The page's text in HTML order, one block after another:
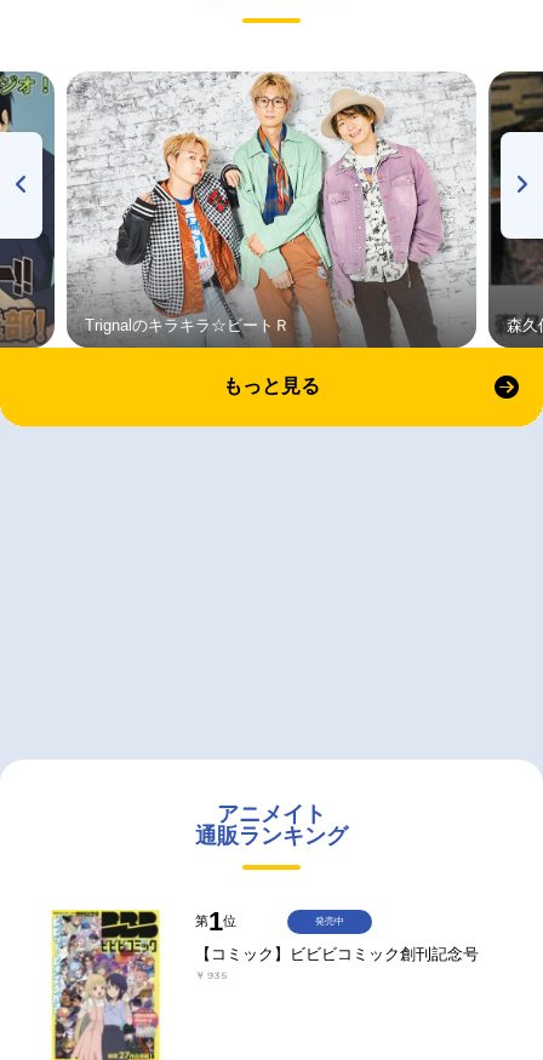
Trignalのキラキラ☆ビートＲ 森久
もっと見る
アニメイト
通販ランキング
第1位
【コミック】ビビビコミック創刊記念号
￥935
発売中